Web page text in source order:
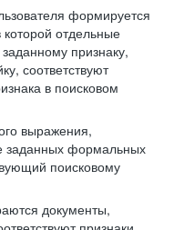
формируется
которой отдельные
признаку,
соответствуют
в поисковом
выражения,
заданных формальных
поисковому
документы,